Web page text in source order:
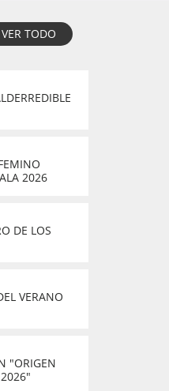
VER TODO
2026
DE LOS
VERANO
"ORIGEN